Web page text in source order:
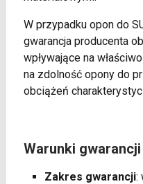
W przypadku opon do
gwarancja producenta
wpływające na
na zdolność opony do
obciążeń
Warunki
Zakres gwarancji: